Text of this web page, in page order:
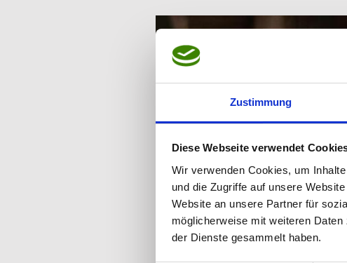
Zustimmung
Diese Webseite verwendet
Wir verwenden Cookies, um
und die Zugriffe auf unsere
Website an unsere Partner für
möglicherweise mit weiteren
der Dienste gesammelt haben.